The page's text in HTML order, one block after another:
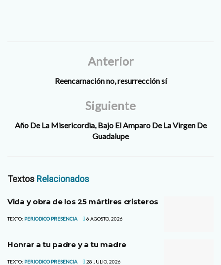
Anterior
Reencarnación no, resurrección sí
Siguiente
Año De La Misericordia, Bajo El Amparo De La Virgen De
Guadalupe
Textos Relacionados
Vida y obra de los 25 mártires cristeros
TEXTO: PERIODICO PRESENCIA 6 AGOSTO, 2026
Honrar a tu padre y a tu madre
TEXTO: PERIODICO PRESENCIA 28 JULIO, 2026